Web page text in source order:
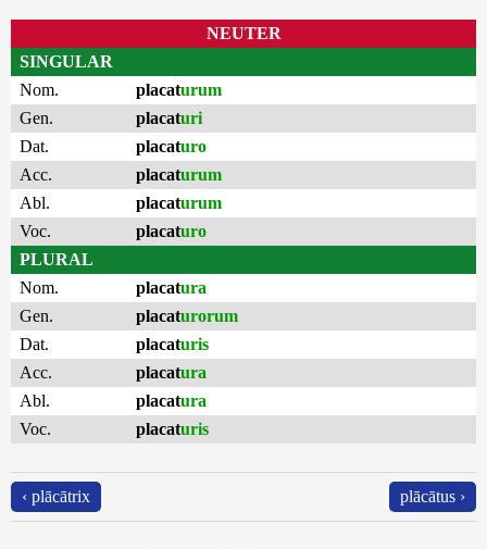
NEUTER
SINGULAR
Nom.
placaturum
Gen.
placaturi
Dat.
placaturo
Acc.
placaturum
Abl.
placaturum
Voc.
placaturo
PLURAL
Nom.
placatura
Gen.
placaturorum
Dat.
placaturis
Acc.
placatura
Abl.
placatura
Voc.
placaturis
‹ plācātrix plācātus ›